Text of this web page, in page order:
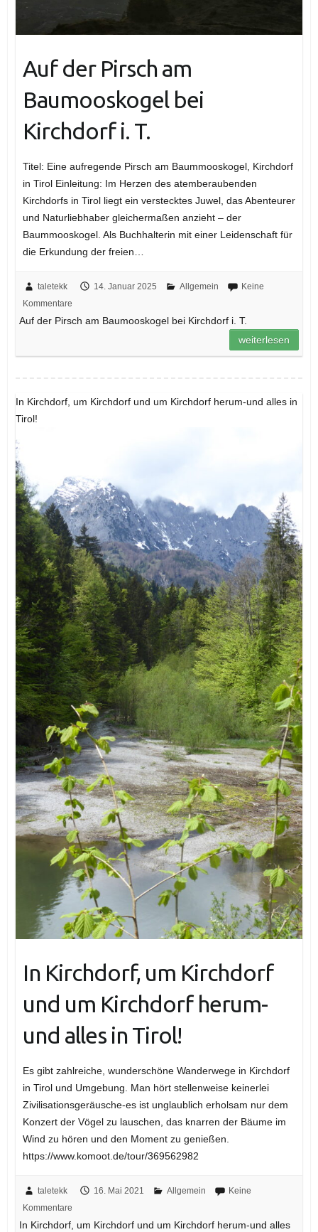
Auf der Pirsch am
Baumooskogel bei
Kirchdorf i. T.
Titel: Eine aufregende Pirsch am Baummooskogel, Kirchdorf
in Tirol Einleitung: Im Herzen des atemberaubenden
Kirchdorfs in Tirol liegt ein verstecktes Juwel, das Abenteurer
und Naturliebhaber gleichermaßen anzieht – der
Baummooskogel. Als Buchhalterin mit einer Leidenschaft für
die Erkundung der freien…
taletekk 14. Januar 2025 Allgemein
Keine
Kommentare
Auf der Pirsch am Baumooskogel bei Kirchdorf i. T.
weiterlesen
In Kirchdorf, um Kirchdorf und um Kirchdorf herum-und alles in
Tirol!
In Kirchdorf, um Kirchdorf
und um Kirchdorf herum-
und alles in Tirol!
Es gibt zahlreiche, wunderschöne Wanderwege in Kirchdorf
in Tirol und Umgebung. Man hört stellenweise keinerlei
Zivilisationsgeräusche-es ist unglaublich erholsam nur dem
Konzert der Vögel zu lauschen, das knarren der Bäume im
Wind zu hören und den Moment zu genießen.
https://www.komoot.de/tour/369562982
taletekk 16. Mai 2021 Allgemein
Keine
Kommentare
In Kirchdorf, um Kirchdorf und um Kirchdorf herum-und alles